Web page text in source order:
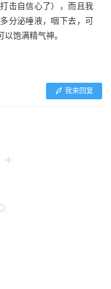
击自信心了），而且我
分泌唾液，咽下去，可
饱满精气神。
我来回复